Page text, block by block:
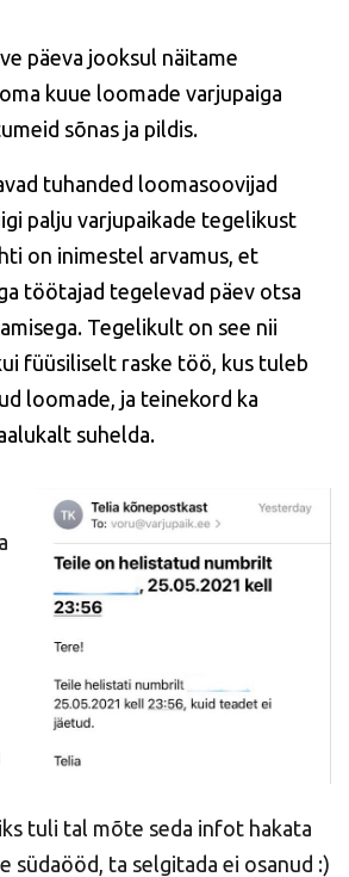
päeva jooksul näitame
kuue loomade varjupaiga
sõnas ja pildis.
tuhanded loomasoovijad
palju varjupaikade tegelikust
on inimestel arvamus, et
töötajad tegelevad päev otsa
Tegelikult on see nii
füüsiliselt raske töö, kus tuleb
loomade, ja teinekord ka
suhelda.
tuli tal mõte seda infot hakata
südaööd, ta selgitada ei osanud :)